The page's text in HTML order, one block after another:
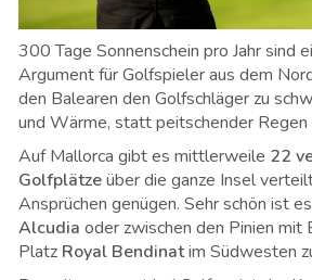
300 Tage Sonnenschein pro Jahr sind
Argument für Golfspieler aus dem
den Balearen den Golfschläger zu
und Wärme, statt peitschender Regen
Auf Mallorca gibt es mittlerweile 22
Golfplätzeüber die ganze Insel
Ansprüchen genügen. Sehr schön ist
Alcudia oder zwischen den Pinien mit
Platz Royal Bendinatim Südwesten